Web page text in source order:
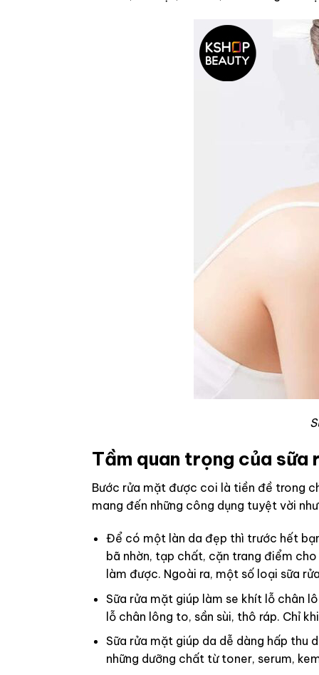
Tầm quan trọng của
Bước rửa mặt được coi là tiền đề trong
mang đến những công dụng tuyệt vời
Để có một làn da đẹp thì trước hết
bã nhờn, tạp chất, cặn trang điểm
làm được. Ngoài ra, một số loại sữa
Sữa rửa mặt giúp làm se khít lỗ chân
lỗ chân lông to, sần sùi, thô ráp. Chỉ
Sữa rửa mặt giúp da dễ dàng hấp thu
những dưỡng chất từ toner, serum,